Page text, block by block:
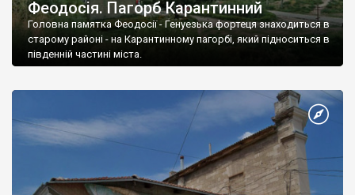
Феодосія. Пагорб Карантинний
Головна памятка Феодосії - Генуезька фортеця знаходиться в
старому районі - на Карантинному пагорбі, який підноситься в
південній частині міста.